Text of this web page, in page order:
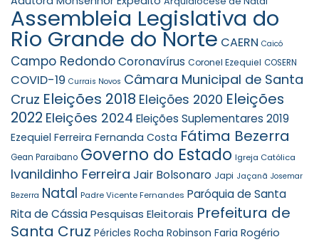
Assembleia Legislativa do
Rio Grande do Norte CAERN Caicó
Campo RedondoCoronavírus Coronel Ezequiel COSERN
COVID-19 Currais Novos Câmara Municipal de Santa
Cruz Eleições 2018 Eleições 2020 Eleições
2022 Eleições 2024 Eleições Suplementares 2019
Ezequiel Ferreira Fernanda Costa Fátima Bezerra
Gean Paraibano Governo do Estado Igreja Católica
Ivanildinho Ferreira Jair Bolsonaro Japi Jaçanã Josemar
Bezerra Natal Padre Vicente Fernandes Paróquia de Santa
Rita de CássiaPesquisas Eleitorais Prefeitura de
Santa Cruz Péricles Rocha Robinson Faria Rogério